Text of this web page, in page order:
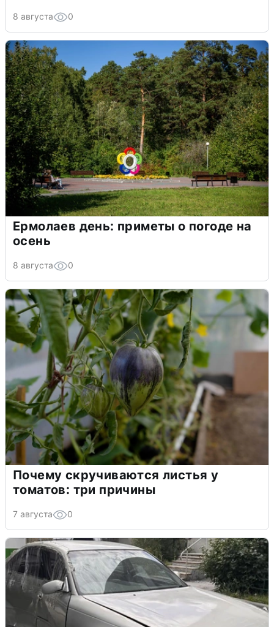
8 августа 0
Ермолаев день: приметы о погоде на
осень
8 августа 0
Почему скручиваются листья у
томатов: три причины
7 августа 0